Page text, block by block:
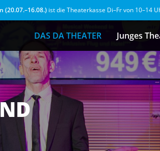
(20.07.–16.08.)ist die Theaterkasse Di–Fr von 10–14
DAS DA THEATER Junges